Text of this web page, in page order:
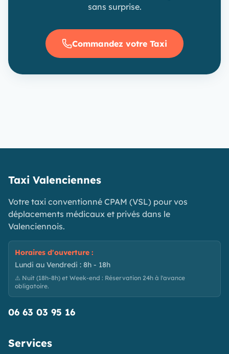
sans surprise.
Commandez votre Taxi
Taxi Valenciennes
Votre taxi conventionné CPAM (VSL) pour vos
déplacements médicaux et privés dans le
Valenciennois.
Horaires d'ouverture :
Lundi au Vendredi : 8h - 18h
⚠️ Nuit (18h-8h) et Week-end : Réservation 24h à l'avance
obligatoire.
06 63 03 95 16
Services